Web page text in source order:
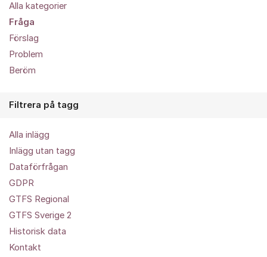
Alla kategorier
Fråga
Förslag
Problem
Beröm
Filtrera på tagg
Alla inlägg
Inlägg utan tagg
Dataförfrågan
GDPR
GTFS Regional
GTFS Sverige 2
Historisk data
Kontakt